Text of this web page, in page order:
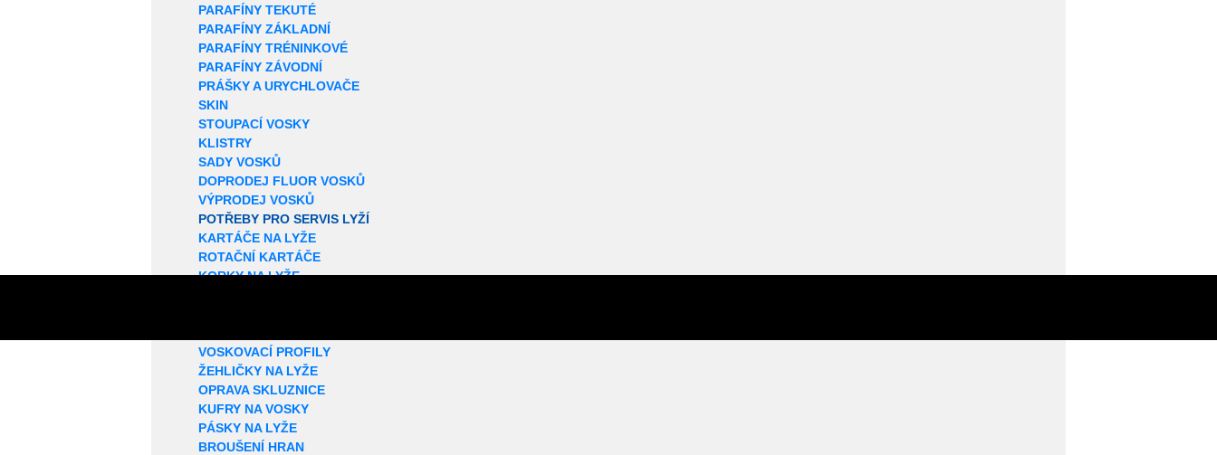
PARAFÍNY TEKUTÉ
PARAFÍNY ZÁKLADNÍ
PARAFÍNY TRÉNINKOVÉ
PARAFÍNY ZÁVODNÍ
PRÁŠKY A URYCHLOVAČE
SKIN
STOUPACÍ VOSKY
KLISTRY
SADY VOSKŮ
DOPRODEJ FLUOR VOSKŮ
VÝPRODEJ VOSKŮ
POTŘEBY PRO SERVIS LYŽÍ
KARTÁČE NA LYŽE
ROTAČNÍ KARTÁČE
KORKY NA LYŽE
VOSKOVACÍ PROFILY
ŽEHLIČKY NA LYŽE
OPRAVA SKLUZNICE
KUFRY NA VOSKY
PÁSKY NA LYŽE
BROUŠENÍ HRAN